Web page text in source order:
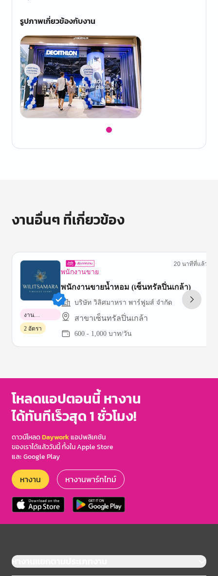
รูปภาพเกี่ยวข้องกับงาน
งานอื่นๆ ที่เกี่ยวข้อง
พนักงานขาย
20 นาทีที่แล้ว
พนักงานขายน้ำหอม (เซ็นทรัลปิ่นเกล้า)
บริษัท วิลิศมาหรา พาร์ฟูมส์ จำกัด
สาขาเซ็นทรัลปิ่นเกล้า
600 - 1,000 บาท/วัน
งาน
พาร์ทไทม์
2 อัตรา
of
โหลดแอปตอนนี้ หางาน
ได้ทันทีเร็วสุด 1 ชั่วโมง!
ดาวน์โหลดDayworkแอปพลิเคชัน
ของเราได้แล้ววันนี้ ทั้งใน Apple Store
และ Google Play
หางาน หางานพาร์ทไทม์
หางานแยกตามประเภทงาน